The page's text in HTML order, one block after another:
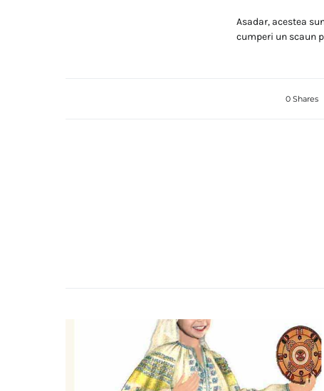
Asadar, acestea
cumperi un scaun
0 Shares